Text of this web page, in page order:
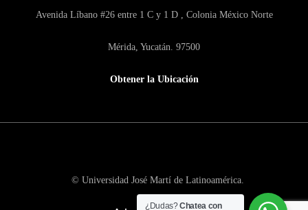
Avenida Líbano #26 entre 1 C y 1 D , Colonia México Norte
Mérida, Yucatán. 97500
Obtener la Ubicación
© Universidad José Martí de Latinoamérica.
¿Dudas?Chatea con